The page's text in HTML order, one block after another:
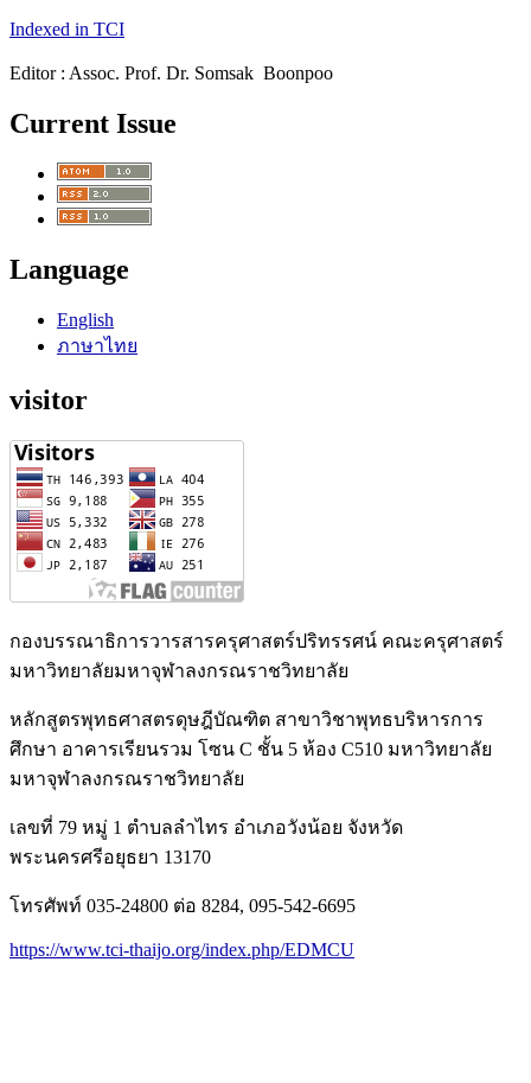
Indexed in TCI
Editor : Assoc. Prof. Dr. Somsak Boonpoo
Current Issue
Language
English
ภาษาไทย
visitor
กองบรรณาธิการวารสารครุศาสตร์ปริทรรศน์ คณะครุศาสตร์
มหาวิทยาลัยมหาจุฬาลงกรณราชวิทยาลัย
หลักสูตรพุทธศาสตรดุษฎีบัณฑิต สาขาวิชาพุทธบริหารการ
ศึกษา อาคารเรียนรวม โซน C ชั้น 5 ห้อง C510 มหาวิทยาลัย
มหาจุฬาลงกรณราชวิทยาลัย
เลขที่ 79 หมู่ 1 ตำบลลำไทร อำเภอวังน้อย จังหวัด
พระนครศรีอยุธยา 13170
โทรศัพท์ 035-24800 ต่อ 8284, 095-542-6695
https://www.tci-thaijo.org/index.php/EDMCU